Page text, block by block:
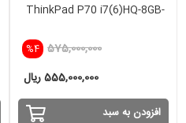
ThinkPad P70 i7(6)HQ-8GB-
%4 575,000,000
555,000,000 ریال
افزودن به سبد